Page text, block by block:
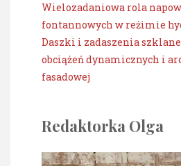
Wielozadaniowa rola
fontannowych w reżimie
Daszki i zadaszenia
obciążeń dynamicznych i
fasadowej
Redaktorka Olga